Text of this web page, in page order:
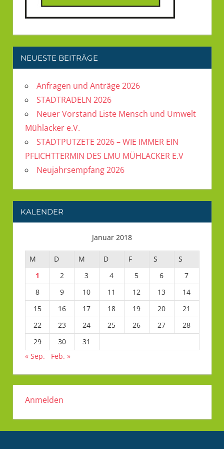
NEUESTE BEITRÄGE
Anfragen und Anträge 2026
STADTRADELN 2026
Neuer Vorstand Liste Mensch und Umwelt
Mühlacker e.V.
STADTPUTZETE 2026 – WIE IMMER EIN
PFLICHTTERMIN DES LMU MÜHLACKER E.V
Neujahrsempfang 2026
KALENDER
Januar 2018
M D M D F S
S
1
2 3 4 5 6
7
8
9 10 11 12 13
14
15
16 17 18 19 20
21
22
23 24 25 26 27
28
29
30
31
« Sep.
Feb. »
Anmelden